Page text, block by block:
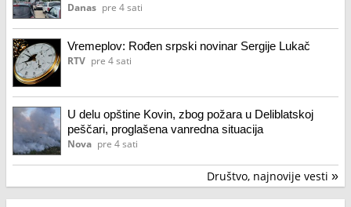
Danas pre 4 sati
Vremeplov: Rođen srpski novinar Sergije Lukač
RTV pre 4 sati
U delu opštine Kovin, zbog požara u Deliblatskoj
peščari, proglašena vanredna situacija
Nova pre 4 sati
Društvo, najnovije vesti »